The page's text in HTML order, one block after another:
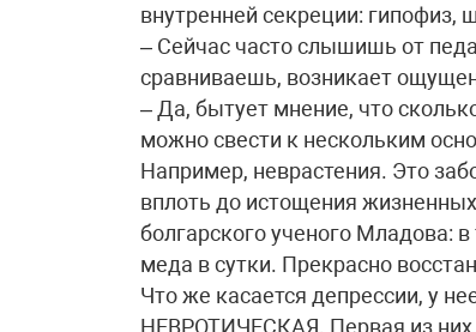
внутренней секреции:
– Сейчас часто слышишь от
сравниваешь, возникает
– Да, бытует мнение, что
можно свести к нескольким
Например, неврастения. Это
вплоть до истощения
болгарского ученого Младова:
меда в сутки. Прекрасно
Что же касается депрессии, у
НЕВРОТИЧЕСКАЯ. Первая из них